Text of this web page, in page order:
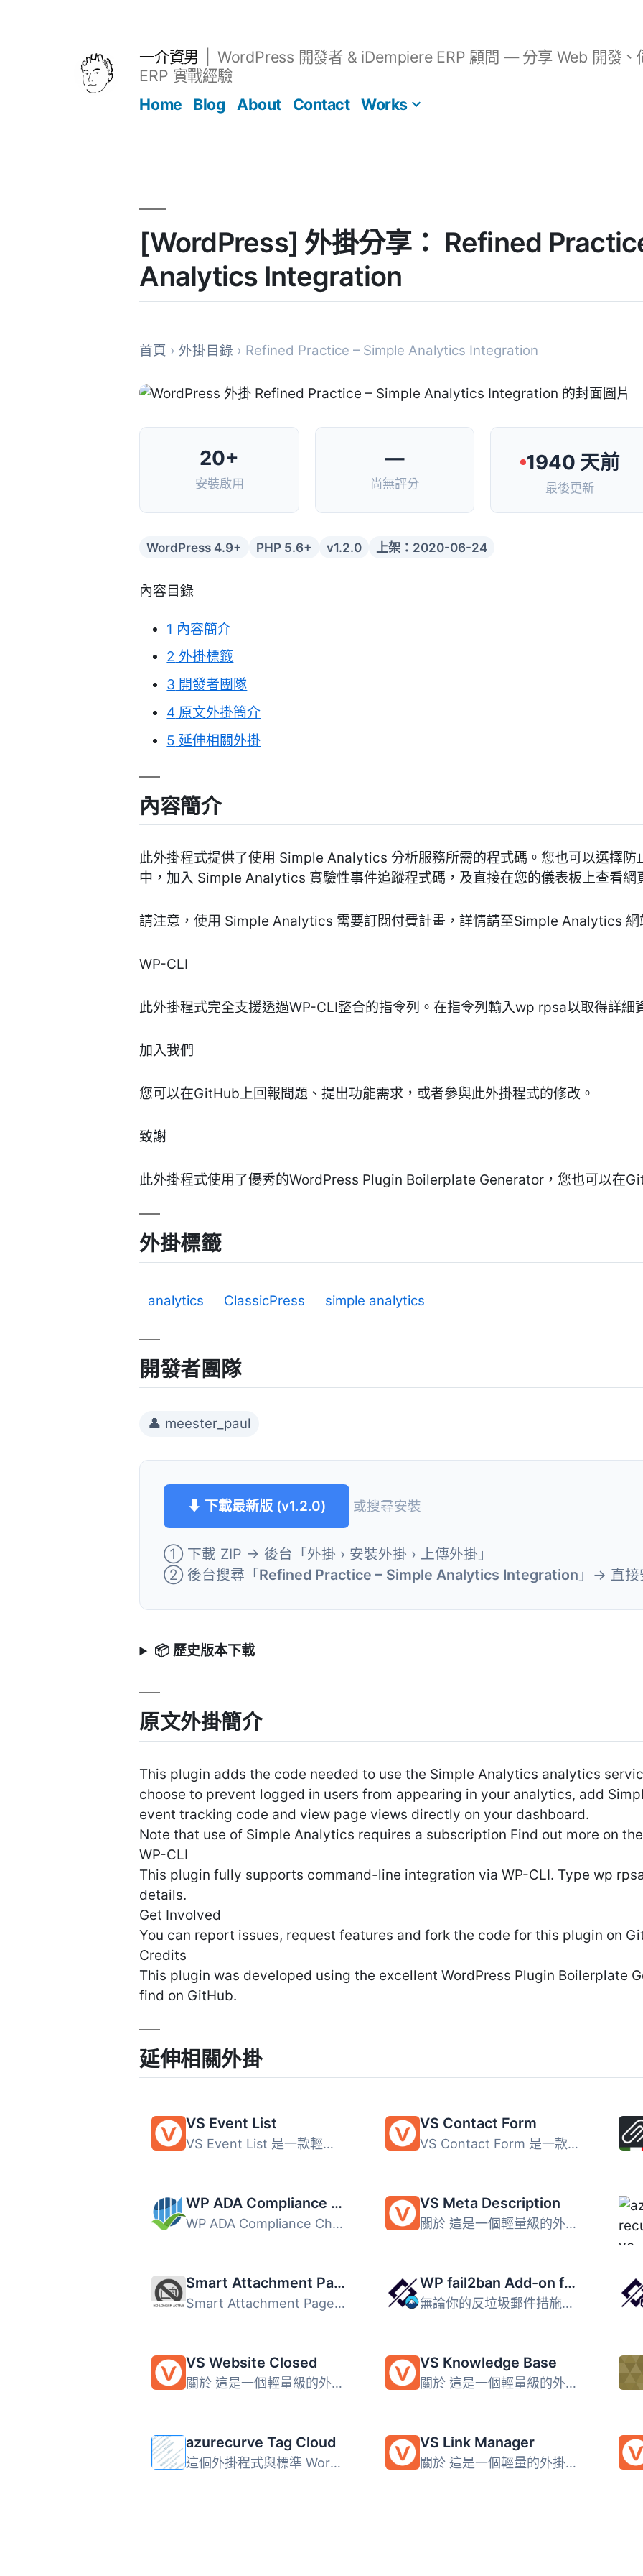
一介資男
WordPress 開發者 & iDempiere ERP 顧問 — 分享 Web 開發、
ERP 實戰經驗
Home
Blog About Contact Works
[WordPress] 外掛分享： Refined
Analytics Integration
首頁 › 外掛目錄 › Refined Practice – Simple Analytics Integration
20+
安裝啟用
—
尚無評分
1940 天前
最後更新
WordPress 4.9+ PHP 5.6+ v1.2.0 上架：2020-06-24
內容目錄
1 內容簡介
2 外掛標籤
3 開發者團隊
4 原文外掛簡介
5 延伸相關外掛
內容簡介
此外掛程式提供了使用 Simple Analytics 分析服務所需的程式碼。您也可以選擇防
中，加入 Simple Analytics 實驗性事件追蹤程式碼，及直接在您的儀表板上查看網
請注意，使用 Simple Analytics 需要訂閱付費計畫，詳情請至Simple Analytics 網
WP-CLI
此外掛程式完全支援透過WP-CLI整合的指令列。在指令列輸入wp rpsa以取得詳細
加入我們
您可以在GitHub上回報問題、提出功能需求，或者參與此外掛程式的修改。
致謝
此外掛程式使用了優秀的WordPress Plugin Boilerplate Generator，您也可以在
外掛標籤
analytics ClassicPress simple analytics
開發者團隊
👤 meester_paul
⬇ 下載最新版 (v1.2.0) 或搜尋安裝
① 下載 ZIP → 後台「外掛 › 安裝外掛 › 上傳外掛」
② 後台搜尋「Refined Practice – Simple Analytics Integration 」→ 直接
📦 歷史版本下載
原文外掛簡介
This plugin adds the code needed to use the Simple Analytics analytics
choose to prevent logged in users from appearing in your analytics, add
event tracking code and view page views directly on your dashboard.
Note that use of Simple Analytics requires a subscription Find out more on
WP-CLI
This plugin fully supports command-line integration via WP-CLI. Type wp
details.
Get Involved
You can report issues, request features and fork the code for this plugin on
Credits
This plugin was developed using the excellent WordPress Plugin Boilerplate
find on GitHub.
延伸相關外掛
VS Event List
VS Event List 是一款輕量級的 WordPress 外掛，讓使用者能夠...
VS Contact Form
VS Contact Form 是一款輕量級聯絡表單外掛，支援區塊編輯器...
WP ADA Compliance Check Basic
WP ADA Compliance Check 是 WordPress 最全面的網絡無障礙解...
VS Meta Description
關於 這是一個輕量級的外掛程式，可將 meta 描述添加到您的 W...
Smart Attachment Page Remove
Smart Attachment Page Remove 外掛可以讓你自動刪除 WordPre...
WP fail2ban Add-on for Contact Form 7
無論你的反垃圾郵件措施有多好，總有一些垃圾郵件會過關。這...
VS Website Closed
關於 這是一個輕量級的外掛程式，可以在一周的某些日子關閉您...
VS Knowledge Base
關於 這是一個輕量級的外掛，用於建立知識庫。 在頁面上添加 ...
azurecurve Tag Cloud
這個外掛程式與標準 WordPress 標籤雲整合，但可以排除某些標...
VS Link Manager
關於 這是一個輕量的外掛，用於顯示來自「連結管理員」的連結...